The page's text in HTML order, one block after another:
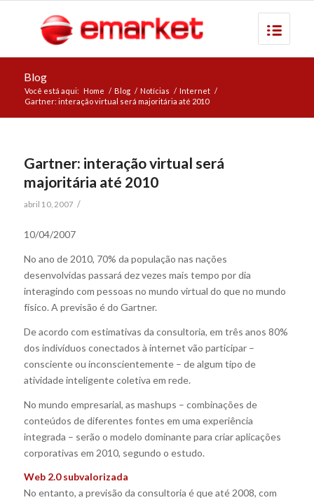
Blog
Você está aqui: Home / Blog / Notícias / Internet /
Gartner: interação virtual será majoritária até 2010
Gartner: interação virtual será
majoritária até 2010
abril 10, 2007 /
10/04/2007
No ano de 2010, 70% da população nas nações
desenvolvidas passará dez vezes mais tempo por dia
interagindo com pessoas no mundo virtual do que no mundo
físico. A previsão é do Gartner.
De acordo com estimativas da consultoria, em três anos 80%
dos indivíduos conectados à internet vão participar –
consciente ou inconscientemente – de algum tipo de
atividade inteligente coletiva em rede.
No mundo empresarial, as mashups – combinações de
conteúdos de diferentes fontes em uma experiência
integrada – serão o modelo dominante para criar aplicações
corporativas em 2010, segundo o estudo.
Web 2.0 subvalorizada
No entanto, a previsão da consultoria é que até 2008, com